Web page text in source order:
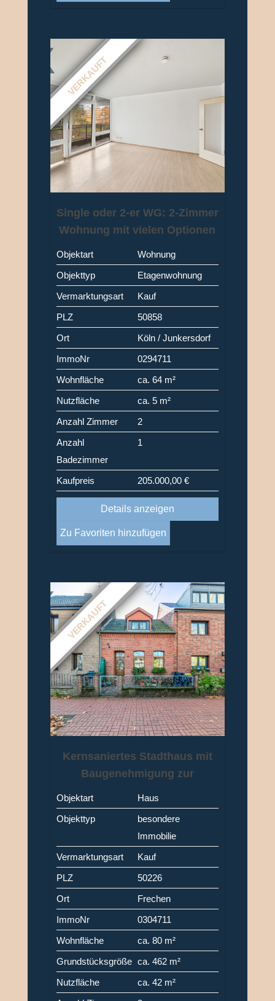
VERKAUFT
Single oder 2-er WG: 2-Zimmer
Wohnung mit vielen Optionen
Objektart
Wohnung
Objekttyp
Etagenwohnung
Vermarktungsart
Kauf
PLZ
50858
Ort
Köln / Junkersdorf
ImmoNr
0294711
Wohnfläche
ca. 64 m²
Nutzfläche
ca. 5 m²
Anzahl Zimmer
2
Anzahl
Badezimmer
1
Kaufpreis 205.000,00 €
Details anzeigen
Zu Favoriten hinzufügen
VERKAUFT
Kernsaniertes Stadthaus mit
Baugenehmigung zur
Zentrum-Lage von Frechen
Objektart
Haus
Objekttyp
besondere
Immobilie
Vermarktungsart
Kauf
PLZ
50226
Ort
Frechen
ImmoNr
0304711
Wohnfläche
ca. 80 m²
Grundstücksgröße ca. 462 m²
Nutzfläche
ca. 42 m²